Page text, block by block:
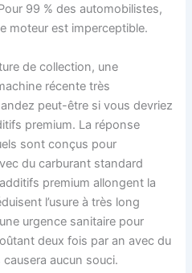
99 % des automobilistes,
moteur est imperceptible.
de collection, une
récente très
peut-être si vous devriez
premium. La réponse
sont conçus pour
du carburant standard
premium allongent la
l’usure à très long
urgence sanitaire pour
deux fois par an avec du
aucun souci.